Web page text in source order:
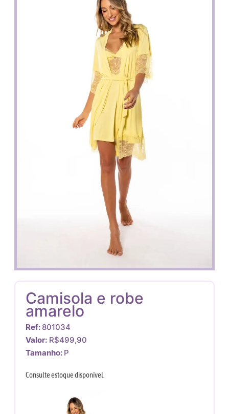
Camisola e robe
amarelo
Ref: 801034
Valor: R$499,90
Tamanho: P
Consulte estoque disponível.